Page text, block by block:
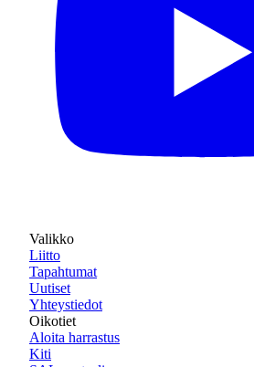
Valikko
Liitto
Tapahtumat
Uutiset
Yhteystiedot
Oikotiet
Aloita harrastus
Kiti